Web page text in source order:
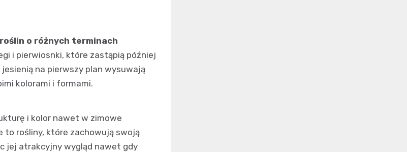
o różnych terminach
i pierwiosnki, które zastąpią później
na pierwszy plan wysuwają
kolorami i formami.
i kolor nawet w zimowe
to rośliny, które zachowują swoją
jej atrakcyjny wygląd nawet gdy